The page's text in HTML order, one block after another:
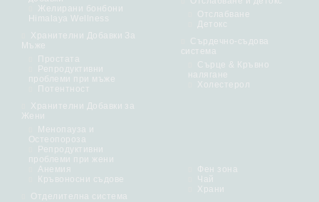
Желирани бонбони
Himalaya Wellness
Хранителни Добавки За
Мъже
Простата
Репродуктивни
проблеми при мъже
Потентност
Хранителни Добавки за
Жени
Менопауза и
Остеопороза
Репродуктивни
проблеми при жени
Отслабване
Детокс
Сърдечно-съдова
система
Сърце & Кръвно
налягане
Холестерол
Анемия
Кръвоносни съдове
Отделителна система
Фен зона
Чай
Храни